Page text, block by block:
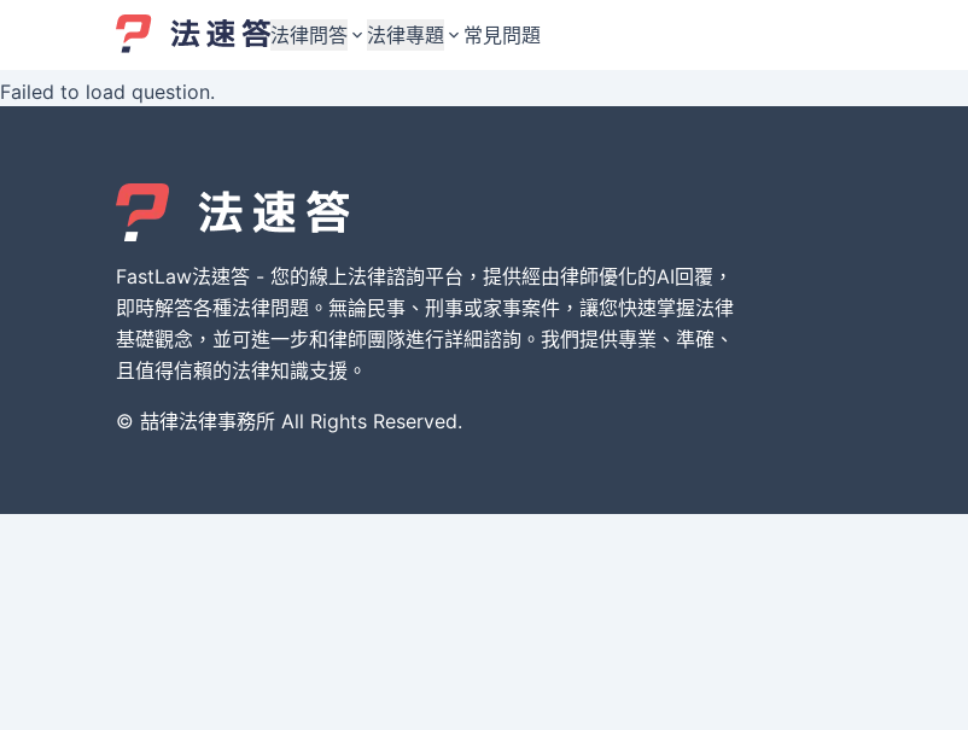
法律問答
婚姻與監護權
債務與債權
刑事犯罪案件
其他案件類型
法律專題
婚姻與監護權
債務與債權
刑事犯罪案件
其他案件類型
常見問題
Failed to load question.
FastLaw法速答 - 您的線上法律諮詢平台，提供經由律師優化的AI回覆，
即時解答各種法律問題。無論民事、刑事或家事案件，讓您快速掌握法律
基礎觀念，並可進一步和律師團隊進行詳細諮詢。我們提供專業、準確、
且值得信賴的法律知識支援。
© 喆律法律事務所 All Rights Reserved.